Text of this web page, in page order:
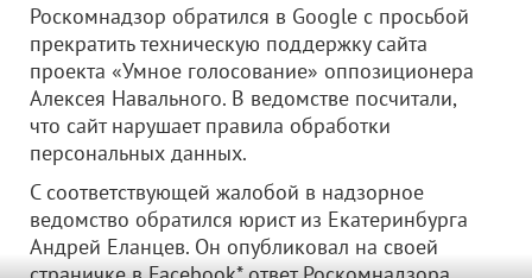
Роскомнадзор обратился в Google c просьбой
прекратить техническую поддержку сайта
проекта «Умное голосование» оппозиционера
Алексея Навального. В ведомстве посчитали,
что сайт нарушает правила обработки
персональных данных.
С соответствующей жалобой в надзорное
ведомство обратился юрист из Екатеринбурга
Андрей Еланцев. Он опубликовал на своей